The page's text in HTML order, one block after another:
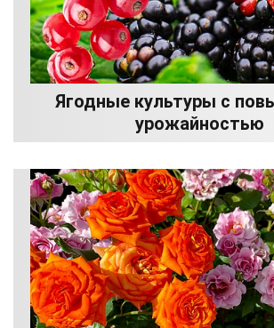
Ягодные культуры с
урожайностью